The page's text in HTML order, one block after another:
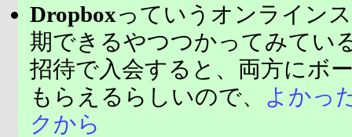
Dropboxっていうオンライン
期できるやつつかってみてい
招待で入会すると、両方にボ
もらえるらしいので、
よかっ
クから